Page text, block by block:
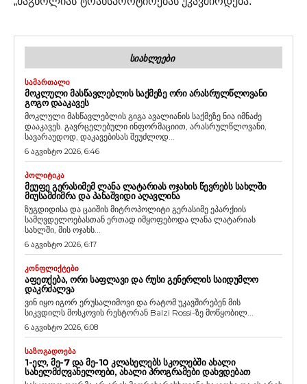
ᲡᲘᲐᲮᲚᲔᲔᲑᲘ
ᲡᲐᲛᲐᲠᲗᲐᲚᲘ
ᲛᲝᲙᲚᲣᲚᲘ ᲛᲐᲡᲬᲐᲕᲚᲔᲑᲚᲘᲡ ᲡᲐᲥᲛᲔᲖᲔ ᲝᲠᲘ ᲐᲠᲐᲡᲠᲣᲚᲬᲚᲝᲕᲐᲜᲘ
ᲒᲝᲒᲝ ᲓᲐᲐᲙᲐᲕᲔᲡ
მოკლული მასწავლებლის გიგა ავალიანის საქმეზე ნია იმნაძე
დააკავეს. გავრცელებული ინფორმაციით, არასრულწლოვანი,
სავარაუდოდ, დაკავებისას შეუძლოდ...
6 აგვისტო 2026, 6:46
ᲞᲝᲚᲘᲢᲘᲙᲐ
ᲛᲔᲣᲤᲔ ᲒᲔᲠᲐᲡᲘᲛᲔᲛ ᲚᲐᲜᲐ ᲚᲐᲢᲐᲠᲘᲐᲡ ᲝᲯᲐᲮᲘᲡ ᲬᲔᲕᲠᲔᲑᲡ ᲡᲐᲮᲚᲨᲘ
ᲛᲘᲣᲡᲐᲛᲫᲘᲛᲠᲐ ᲓᲐ ᲞᲐᲜᲐᲨᲕᲘᲓᲘ ᲐᲦᲐᲕᲚᲘᲜᲐ
ზუგდიდისა და ცაიშის მიტროპოლიტი გერასიმე ეპარქიის
სამღვდელოებასთან ერთად იმყოფებოდა ლანა ლატარიას
სახლში, მის ოჯახს...
6 აგვისტო 2026, 6:17
ᲙᲝᲜᲤᲚᲘᲥᲢᲔᲑᲘ
ᲐᲤᲔᲗᲥᲔᲑᲐ, ᲝᲠᲘ ᲡᲐᲤᲚᲐᲕᲘ ᲓᲐ ᲠᲣᲡᲘ ᲒᲔᲜᲔᲠᲚᲘᲡ ᲡᲐᲘᲓᲣᲛᲚᲝ
ᲓᲐᲙᲠᲫᲐᲚᲕᲐ
ვინ იყო იგორ ერუსალიმოვი და რატომ უკავშირებენ მის
სიკვდილს მოსკოვის რესტორან Balzi Rossi-ზე მოწყობილ...
6 აგვისტო 2026, 6:08
ᲡᲐᲖᲝᲒᲐᲓᲝᲔᲑᲐ
1-ᲔᲚ, ᲛᲔ-7 ᲓᲐ ᲛᲔ-10 ᲙᲚᲐᲡᲔᲚᲔᲑᲡ ᲡᲙᲝᲚᲔᲑᲨᲘ ᲐᲮᲐᲚᲘ
ᲡᲐᲮᲔᲚᲛᲫᲦᲕᲐᲜᲔᲚᲝᲔᲑᲘ, ᲐᲮᲐᲚᲘ ᲞᲠᲝᲒᲠᲐᲛᲔᲑᲘ ᲓᲐᲮᲕᲓᲔᲑᲐᲗ